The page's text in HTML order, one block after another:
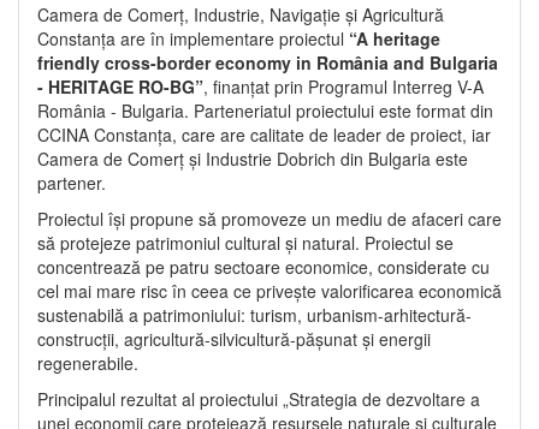
Camera de Comerț, Industrie, Navigație și Agricultură
Constanța are în implementare proiectul “A heritage
friendly cross-border economy in România and Bulgaria
- HERITAGE RO-BG”, finanțat prin Programul Interreg V-A
România - Bulgaria. Parteneriatul proiectului este format din
CCINA Constanța, care are calitate de leader de proiect, iar
Camera de Comerț și Industrie Dobrich din Bulgaria este
partener.
Proiectul își propune să promoveze un mediu de afaceri care
să protejeze patrimoniul cultural și natural. Proiectul se
concentrează pe patru sectoare economice, considerate cu
cel mai mare risc în ceea ce privește valorificarea economică
sustenabilă a patrimoniului: turism, urbanism-arhitectură-
construcții, agricultură-silvicultură-pășunat și energii
regenerabile.
Principalul rezultat al proiectului „Strategia de dezvoltare a
unei economii care protejează resursele naturale și culturale